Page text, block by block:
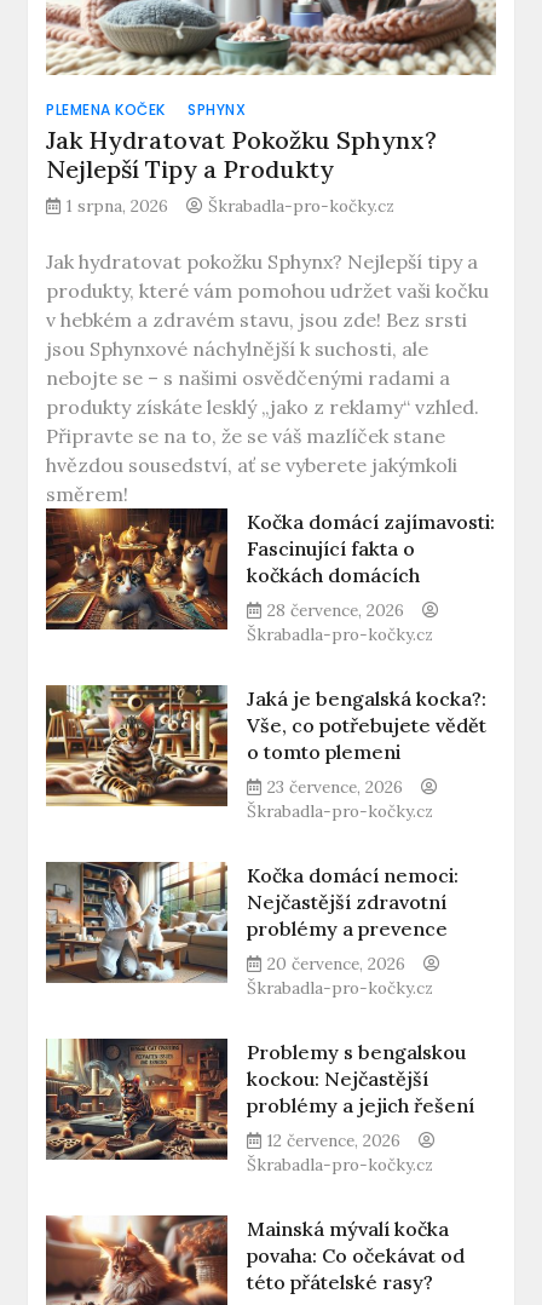
PLEMENA KOČEK SPHYNX
Jak Hydratovat Pokožku Sphynx?
Nejlepší Tipy a Produkty
1 srpna, 2026 Škrabadla-pro-kočky.cz
Jak hydratovat pokožku Sphynx? Nejlepší tipy a
produkty, které vám pomohou udržet vaši kočku
v hebkém a zdravém stavu, jsou zde! Bez srsti
jsou Sphynxové náchylnější k suchosti, ale
nebojte se – s našimi osvědčenými radami a
produkty získáte lesklý „jako z reklamy“ vzhled.
Připravte se na to, že se váš mazlíček stane
hvězdou sousedství, ať se vyberete jakýmkoli
směrem!
Kočka domácí zajímavosti:
Fascinující fakta o
kočkách domácích
28 července, 2026
Škrabadla-pro-kočky.cz
Jaká je bengalská kocka?:
Vše, co potřebujete vědět
o tomto plemeni
23 července, 2026
Škrabadla-pro-kočky.cz
Kočka domácí nemoci:
Nejčastější zdravotní
problémy a prevence
20 července, 2026
Škrabadla-pro-kočky.cz
Problemy s bengalskou
kockou: Nejčastější
problémy a jejich řešení
12 července, 2026
Škrabadla-pro-kočky.cz
Mainská mývalí kočka
povaha: Co očekávat od
této přátelské rasy?